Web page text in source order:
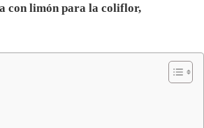
con limón para la coliflor,